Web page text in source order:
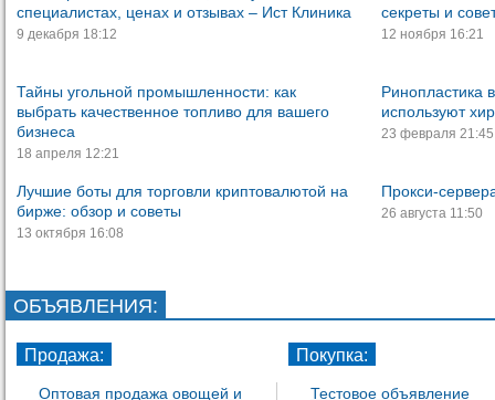
специалистах, ценах и отзывах – Ист Клиника
9 декабря 18:12
секреты и
12 ноября 16:21
Тайны угольной промышленности: как
выбрать качественное топливо для вашего
бизнеса
18 апреля 12:21
Ринопластика
используют
23 февраля 21:45
Лучшие боты для торговли криптовалютой на
бирже: обзор и советы
13 октября 16:08
Прокси-
26 августа 11:50
ОБЪЯВЛЕНИЯ:
Продажа:
Оптовая продажа овощей и
Покупка:
Тестовое объявление